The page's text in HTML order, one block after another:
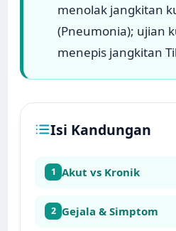
menolak jangkitan
(Pneumonia); ujian
menepis jangkitan
Isi Kandungan
1 Akut vs Kronik
2 Gejala & Simptom